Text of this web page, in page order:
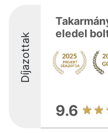
Díjazottak
eledel
9.6